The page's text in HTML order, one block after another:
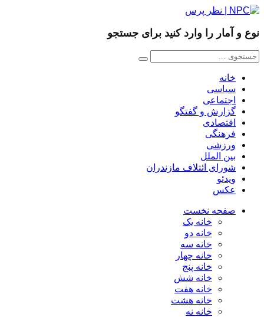
نوع و آمار را وارد کنید برای جستجو
خانه
سیاسی
اجتماعی
گزارش و گفتگو
اقتصادی
فرهنگی
ورزشی
بین الملل
شورای ائتلاف مازندران
ویدئو
عکس
صفحه نخست
خانه یک
خانه دو
خانه سه
خانه چهار
خانه پنج
خانه شش
خانه هفت
خانه هشت
خانه نه